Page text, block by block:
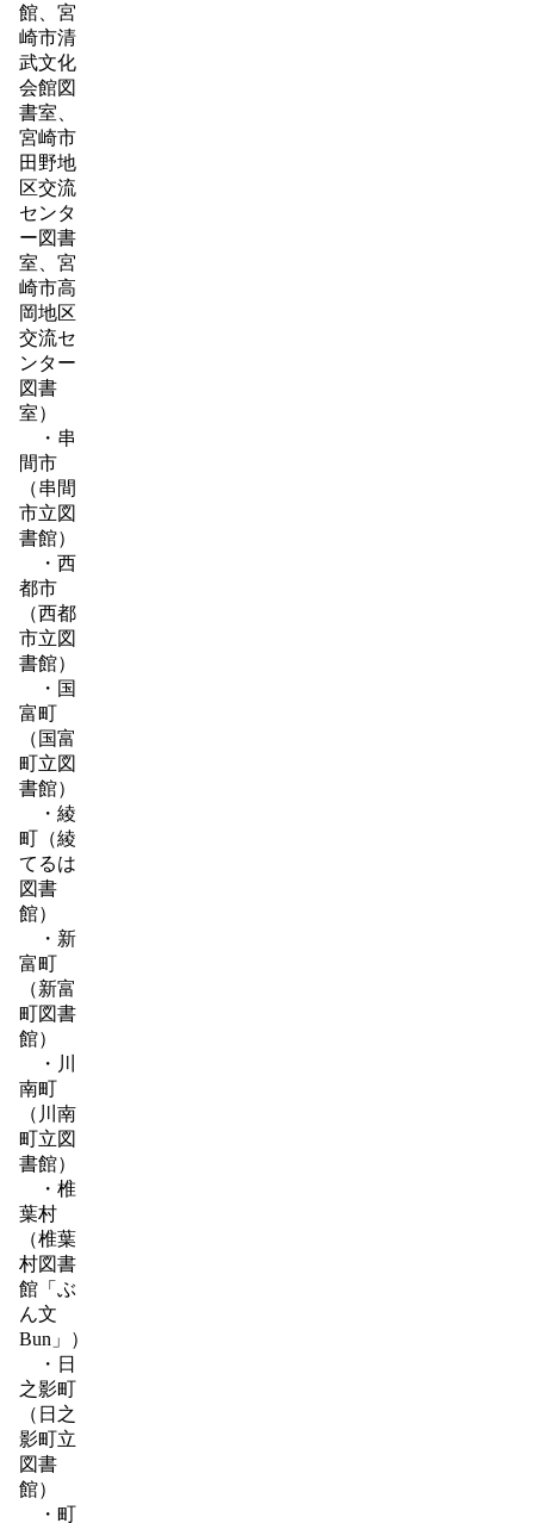
館、宮
崎市清
武文化
会館図
書室、
宮崎市
田野地
区交流
センタ
ー図書
室、宮
崎市高
岡地区
交流セ
ンター
図書
室）
・串
間市
（串間
市立図
書館）
・西
都市
（西都
市立図
書館）
・国
富町
（国富
町立図
書館）
・綾
町（綾
てるは
図書
館）
・新
富町
（新富
町図書
館）
・川
南町
（川南
町立図
書館）
・椎
葉村
（椎葉
村図書
館「ぶ
ん文
Bun」）
・日
之影町
（日之
影町立
図書
館）
・町